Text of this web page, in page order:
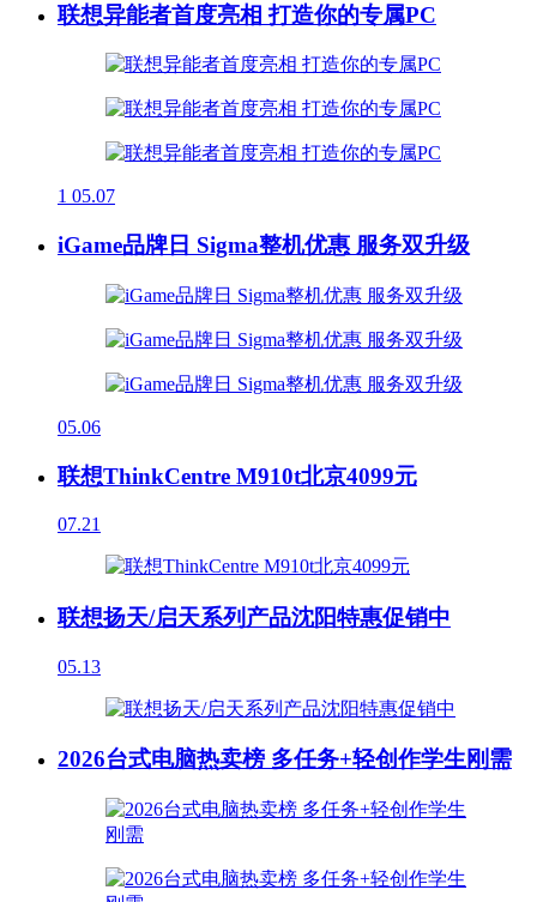
联想异能者首度亮相 打造你的专属PC
1 05.07
iGame品牌日 Sigma整机优惠 服务双升级
05.06
联想ThinkCentre M910t北京4099元
07.21
联想扬天/启天系列产品沈阳特惠促销中
05.13
2026台式电脑热卖榜 多任务+轻创作学生刚需